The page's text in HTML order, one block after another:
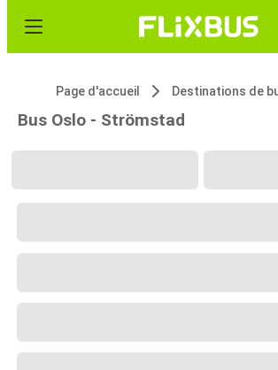
Page d'accueil Destinations de
Bus Oslo - Strömstad